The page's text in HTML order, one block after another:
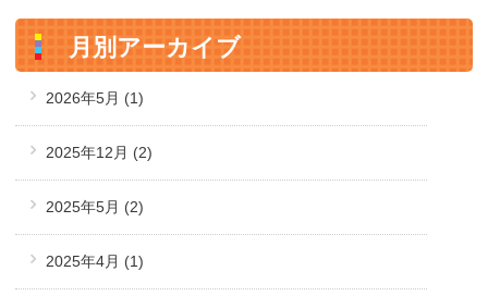
月別アーカイブ
2026年5月 (1)
2025年12月 (2)
2025年5月 (2)
2025年4月 (1)